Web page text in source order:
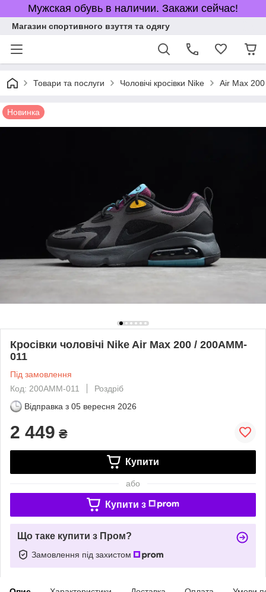
Мужская обувь в наличии. Закажи сейчас!
Магазин спортивного взуття та одягу
Товари та послуги Чоловічі кросівки Nike Air Max 200
Новинка
Кросівки чоловічі Nike Air Max 200 / 200AMM-
011
Під замовлення
Код: 200AMM-011
Роздріб
Відправка з 05 вересня 2026
2 449 ₴
Купити
або
Купити з
Що таке купити з Пром?
Замовлення під захистом